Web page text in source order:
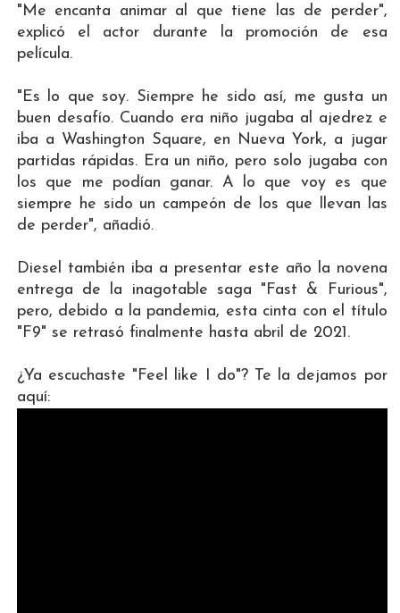
"Me encanta animar al que tiene las de perder",
explicó el actor durante la promoción de esa
película.
"Es lo que soy. Siempre he sido así, me gusta un
buen desafío. Cuando era niño jugaba al ajedrez e
iba a Washington Square, en Nueva York, a jugar
partidas rápidas. Era un niño, pero solo jugaba con
los que me podían ganar. A lo que voy es que
siempre he sido un campeón de los que llevan las
de perder", añadió.
Diesel también iba a presentar este año la novena
entrega de la inagotable saga "Fast & Furious",
pero, debido a la pandemia, esta cinta con el título
"F9" se retrasó finalmente hasta abril de 2021.
¿Ya escuchaste "Feel like I do"? Te la dejamos por
aquí: